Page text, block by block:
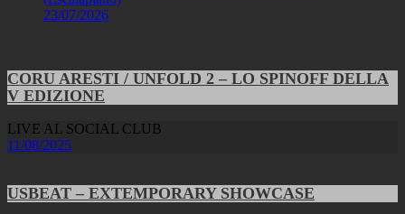
23/07/2026
CORU ARESTI / UNFOLD 2 – LO SPINOFF DELLA
V EDIZIONE
LIVE AL SOCIAL CLUB
11/08/2025
USBEAT – EXTEMPORARY SHOWCASE